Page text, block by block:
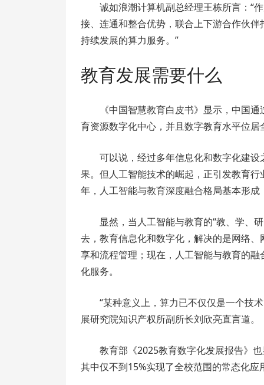
诚如浪潮计算机副总经理王栋所言：“
接、连通和整合优势，联合上下游合作伙
持续发展的算力服务。”
教育发展需要什么
《中国智慧教育白皮书》显示，中国
育资源数字化中心，并且数字教育水平位居
可以说，经过多年信息化和数字化建
果。但人工智能技术的崛起，正引发教育
年，人工智能与教育深度融合格局基本形成
显然，当人工智能与教育的“教、学、
去，教育信息化和数字化，解决的是网络
享和流程管理；现在，人工智能与教育的
化服务。
“某种意义上，算力已不仅仅是一个技
展研究院知识产权所副所长刘欣亮直言道。
教育部《2025教育数字化发展报告》
其中仅不到15%实现了全校范围的常态化应